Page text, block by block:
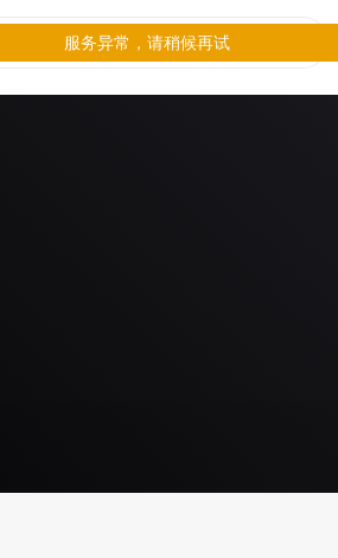
服务异常，请稍候再试